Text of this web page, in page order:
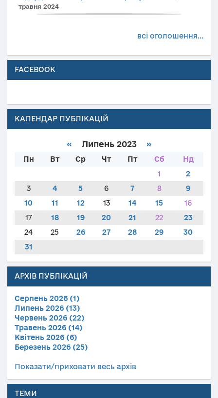
травня 2024
всі оголошення...
FACEBOOK
КАЛЕНДАР ПУБЛІКАЦІЙ
« Липень 2023 »
Пн Вт Ср Чт Пт Сб
Нд
1
2
3
4 5 6 7 8
9
10
11 12 13 14 15
16
17
18 19 20 21 22
23
24
25 26 27 28 29
30
31
АРХІВ ПУБЛІКАЦІЙ
Серпень 2026 (1)
Липень 2026 (13)
Червень 2026 (22)
Травень 2026 (14)
Квітень 2026 (6)
Березень 2026 (25)
Показати/приховати весь архів
ТЕМИ